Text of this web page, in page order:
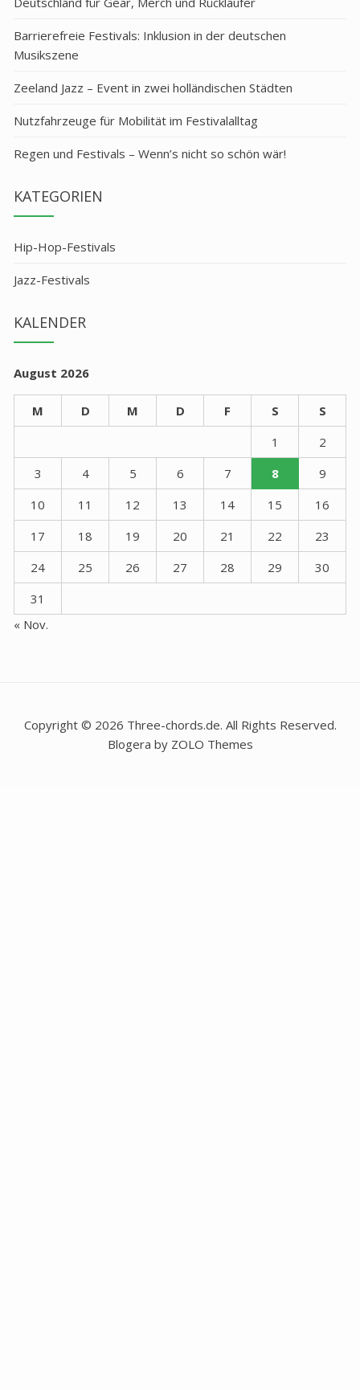
Barrierefreie Festivals: Inklusion in der deutschen
Musikszene
Zeeland Jazz – Event in zwei holländischen Städten
Nutzfahrzeuge für Mobilität im Festivalalltag
Regen und Festivals – Wenn’s nicht so schön wär!
KATEGORIEN
Hip-Hop-Festivals
Jazz-Festivals
KALENDER
August 2026
M D M D F S
S
1
2
3
4 5 6 7 8
9
10
11 12 13 14 15
16
17
18 19 20 21 22
23
24
25 26 27 28 29
30
31
« Nov.
Copyright © 2026 Three-chords.de. All Rights Reserved.
Blogera by ZOLO Themes